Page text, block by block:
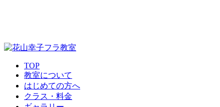
TOP
教室について
はじめての方へ
クラス・料金